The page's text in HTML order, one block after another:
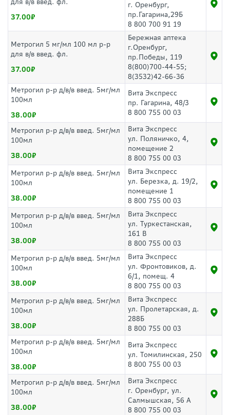
для в/в введ. фл.
37.00
г. Оренбург,
пр.Гагарина,29Б
8 800 700 91 19
Метрогил 5 мг/мл 100 мл р-р
для в/в введ. фл.
37.00
Бережная аптека
г.Оренбург,
пр.Победы, 119
8(800)700-44-55;
8(3532)42-66-36
Метрогил р-р д/в/в введ. 5мг/мл
100мл
38.00
Вита Экспресс
пр. Гагарина, 48/3
8 800 755 00 03
Метрогил р-р д/в/в введ. 5мг/мл
100мл
38.00
Вита Экспресс
ул. Поляничко, 4,
помещение 2
8 800 755 00 03
Метрогил р-р д/в/в введ. 5мг/мл
100мл
38.00
Вита Экспресс
ул. Березка, д. 19/2,
помещение 1
8 800 755 00 03
Метрогил р-р д/в/в введ. 5мг/мл
100мл
38.00
Вита Экспресс
ул. Туркестанская,
161 В
8 800 755 00 03
Метрогил р-р д/в/в введ. 5мг/мл
100мл
38.00
Вита Экспресс
ул. Фронтовиков, д.
6/1, помещ. 4
8 800 755 00 03
Метрогил р-р д/в/в введ. 5мг/мл
100мл
38.00
Вита Экспресс
ул. Пролетарская, д.
288Б
8 800 755 00 03
Метрогил р-р д/в/в введ. 5мг/мл
100мл
38.00
Вита Экспресс
ул. Томилинская, 250
8 800 755 00 03
Метрогил р-р д/в/в введ. 5мг/мл
100мл
38.00
Вита Экспресс
г. Оренбург, ул.
Салмышская, 56 А
8 800 755 00 03